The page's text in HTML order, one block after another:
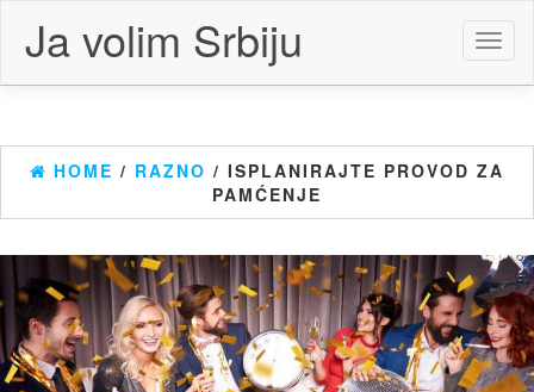
content
Ja volim Srbiju
HOME / RAZNO / ISPLANIRAJTE PROVOD ZA
PAMĆENJE